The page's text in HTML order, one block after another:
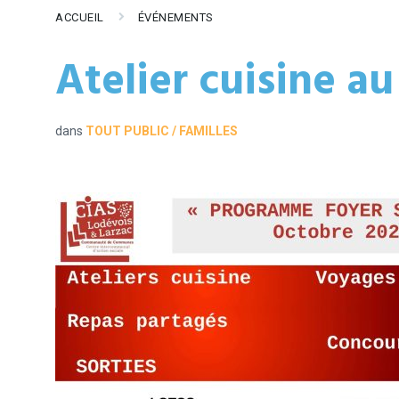
ACCUEIL ÉVÉNEMENTS
Atelier cuisine au
dans TOUT PUBLIC / FAMILLES